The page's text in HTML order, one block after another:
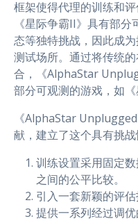
框架使得代理的训练和评
《星际争霸II》具有部
态等独特挑战，因此成
测试场所。通过将传统
合，《AlphaStar
部分可观测的游戏，如《
《AlphaStar
献，建立了这个具有挑战
训练设置采用固定
之间的公平比较。
引入一套新颖的评估
提供一系列经过调优